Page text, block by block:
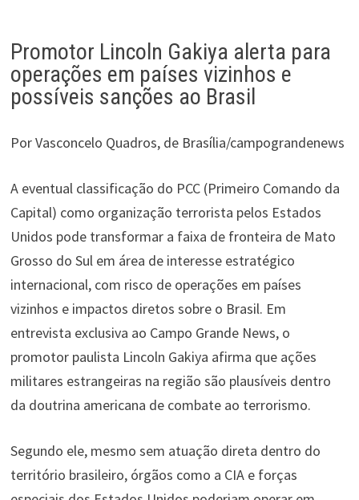
Promotor Lincoln Gakiya alerta para
operações em países vizinhos e
possíveis sanções ao Brasil
Por Vasconcelo Quadros, de Brasília/campograndenews
A eventual classificação do PCC (Primeiro Comando da
Capital) como organização terrorista pelos Estados
Unidos pode transformar a faixa de fronteira de Mato
Grosso do Sul em área de interesse estratégico
internacional, com risco de operações em países
vizinhos e impactos diretos sobre o Brasil. Em
entrevista exclusiva ao Campo Grande News, o
promotor paulista Lincoln Gakiya afirma que ações
militares estrangeiras na região são plausíveis dentro
da doutrina americana de combate ao terrorismo.
Segundo ele, mesmo sem atuação direta dentro do
território brasileiro, órgãos como a CIA e forças